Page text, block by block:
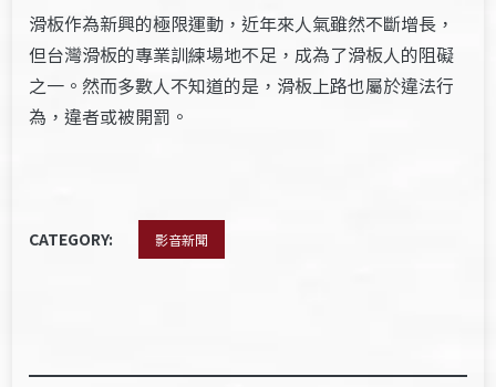
滑板作為新興的極限運動，近年來人氣雖然不斷增長，
但台灣滑板的專業訓練場地不足，成為了滑板人的阻礙
之一。然而多數人不知道的是，滑板上路也屬於違法行
為，違者或被開罰。
CATEGORY: 影音新聞